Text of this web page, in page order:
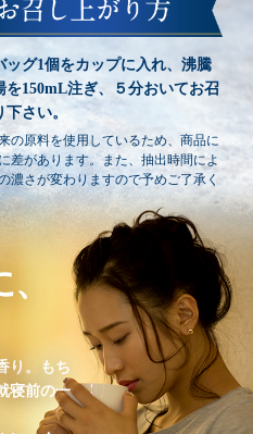
ッグ1個をカップに入れ、沸騰
を150mL注ぎ、５分おいてお召
下さい。
の原料を使用しているため、商品に
差があります。また、抽出時間によ
濃さが変わりますので予めご了承く
り。もち
寝前の一